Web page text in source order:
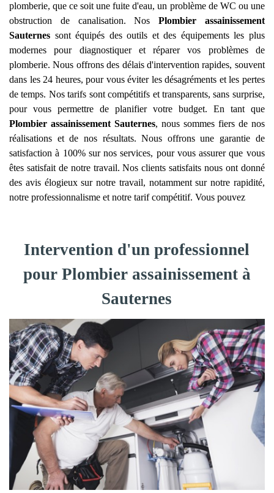
plomberie, que ce soit une fuite d'eau, un problème de WC ou une
obstruction de canalisation. Nos Plombier assainissement
Sauternes sont équipés des outils et des équipements les plus
modernes pour diagnostiquer et réparer vos problèmes de
plomberie. Nous offrons des délais d'intervention rapides, souvent
dans les 24 heures, pour vous éviter les désagréments et les pertes
de temps. Nos tarifs sont compétitifs et transparents, sans surprise,
pour vous permettre de planifier votre budget. En tant que
Plombier assainissement Sauternes, nous sommes fiers de nos
réalisations et de nos résultats. Nous offrons une garantie de
satisfaction à 100% sur nos services, pour vous assurer que vous
êtes satisfait de notre travail. Nos clients satisfaits nous ont donné
des avis élogieux sur notre travail, notamment sur notre rapidité,
notre professionnalisme et notre tarif compétitif. Vous pouvez
Intervention d'un professionnel
pour Plombier assainissement à
Sauternes